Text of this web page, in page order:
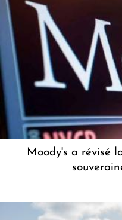
Moody's a révisé